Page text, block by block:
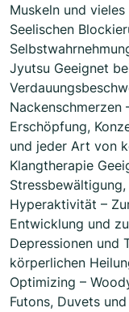
Muskeln und
Seelischen
Jyutsu Geeignet
Nackenschmerzen
Erschöpfung,
und jeder Art von
Klangtherapie
Hyperaktivität –
Entwicklung und
Depressionen und
körperlichen
Optimizing –
Futons, Duvets